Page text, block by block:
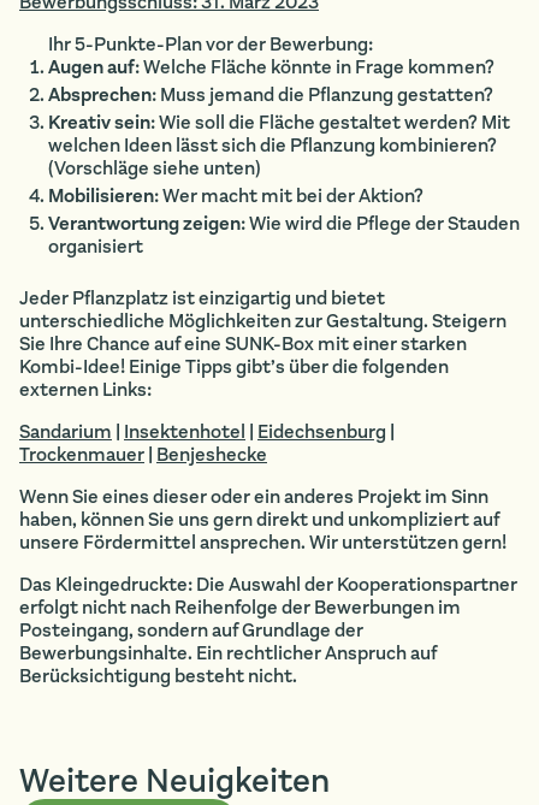
Ihr 5-Punkte-Plan vor der Bewerbung:
Augen auf: Welche Fläche könnte in Frage kommen?
Absprechen: Muss jemand die Pflanzung gestatten?
Kreativ sein: Wie soll die Fläche gestaltet werden? Mit
welchen Ideen lässt sich die Pflanzung kombinieren?
(Vorschläge siehe unten)
Mobilisieren: Wer macht mit bei der Aktion?
Verantwortung zeigen: Wie wird die Pflege der Stauden
organisiert
Jeder Pflanzplatz ist einzigartig und bietet
unterschiedliche Möglichkeiten zur Gestaltung. Steigern
Sie Ihre Chance auf eine SUNK-Box mit einer starken
Kombi-Idee! Einige Tipps gibt’s über die folgenden
externen Links:
Sandarium | Insektenhotel | Eidechsenburg |
Trockenmauer| Benjeshecke
Wenn Sie eines dieser oder ein anderes Projekt im Sinn
haben, können Sie uns gern direkt und unkompliziert auf
unsere Fördermittel ansprechen. Wir unterstützen gern!
Das Kleingedruckte: Die Auswahl der Kooperationspartner
erfolgt nicht nach Reihenfolge der Bewerbungen im
Posteingang, sondern auf Grundlage der
Bewerbungsinhalte. Ein rechtlicher Anspruch auf
Berücksichtigung besteht nicht.
Weitere Neuigkeiten